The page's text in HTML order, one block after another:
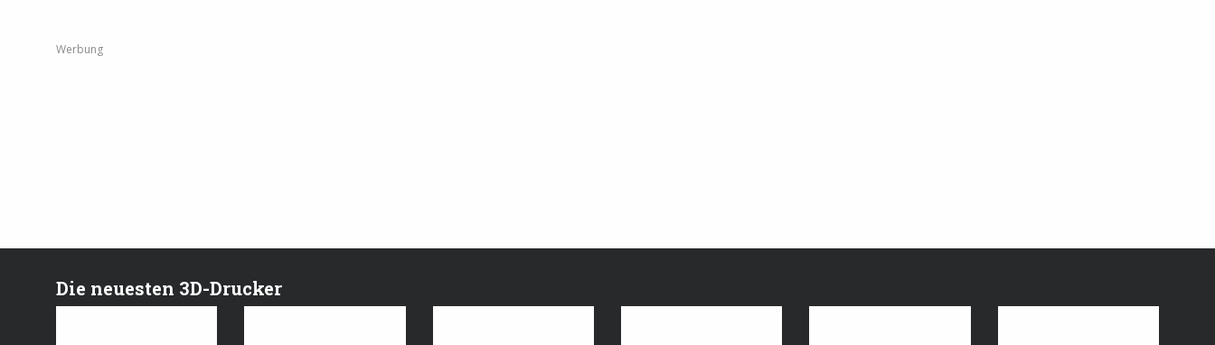
Werbung
Die neuesten 3D-Drucker